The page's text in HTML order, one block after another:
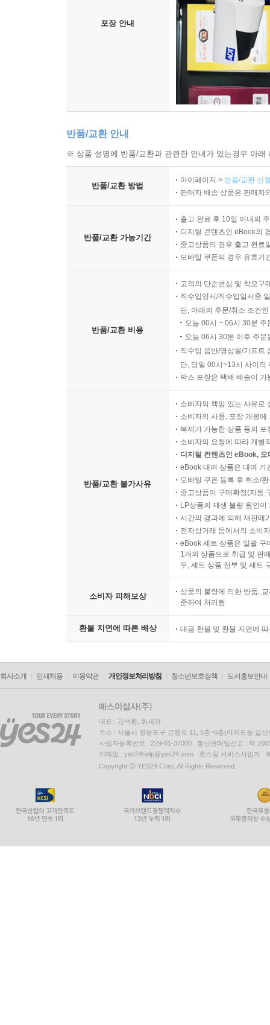
포장 안내
반품/교환 안내
※ 상품 설명에 반품/교환과 관련한 안내가 있는경우 아
반품/교환 방법
마이페이지 > 반품/교환 신
판매자 배송 상품은 판매자
반품/교환 가능기간
출고 완료 후 10일 이내의
디지털 콘텐츠인 eBook의
중고상품의 경우 출고 완료
모바일 쿠폰의 경우 유효기
반품/교환 비용
고객의 단순변심 및 착오구
직수입양서/직수입일서중
단, 아래의 주문/취소 조건
오늘 00시 ~ 06시 30분
오늘 06시 30분 이후 주
직수입 음반/영상물/기프트
단, 당일 00시~13시 사이의
박스 포장은 택배 배송이
반품/교환 불가사유
소비자의 책임 있는 사유로
소비자의 사용, 포장 개봉
복제가 가능한 상품 등의
소비자의 요청에 따라 개별
디지털 컨텐츠인 eBook,
eBook 대여 상품은 대여 기
모바일 쿠폰 등록 후 취소/
중고상품이 구매확정(자동
LP상품의 재생 불량 원인
시간의 경과에 의해 재판매
전자상거래 등에서의 소비
eBook 세트 상품은 일괄 구
1개의 상품으로 취급 및 판
우, 세트 상품 전부 및 세트
소비자 피해보상
상품의 불량에 의한 반품,
준하여 처리됨
환불 지연에 따른 배상 대금 환불 및 환불 지연에
회사소개 인재채용 이용약관 개인정보처리방침 청소년보호정책 도서홍보안내
대표 : 김석환, 최세라
주소 : 서울시 영등포구 은행로 11, 5층~6층(여의도동,일신
사업자등록번호 : 229-81-37000 통신판매업신고 : 제
이메일 : yes24help@yes24.com 호스팅 서비스사업자 :
Copyright ⓒ YES24 Corp. All Rights Reserved.